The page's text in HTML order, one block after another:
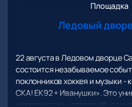
Площадка
Ледовый
22 августа в Ледовом дворце
состоится незабываемое
поклонников хоккея и музыки -
СКА! ЕК92 + Иванушки». Это
мероприятие, которое